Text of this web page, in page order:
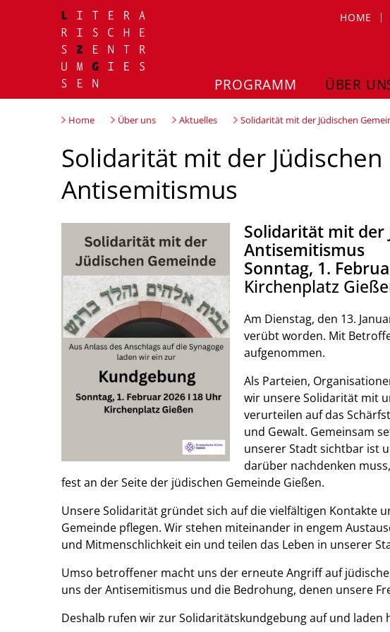
HOME
PROGRAMM ÜBER
Home Über uns Aktuelles Solidarität mit der Jüdischen
Solidarität mit der
Antisemitismus
Solidarität mit der
Antisemitismus
Sonntag, 1.
Kirchenplatz
Am Dienstag, den 13.
verübt worden. Mit
aufgenommen.
Als Parteien,
wir unsere Solidarität mit
verurteilen auf das
und Gewalt. Gemeinsam
unserer Stadt sichtbar ist
darüber nachdenken
fest an der Seite der jüdischen Gemeinde Gießen.
Unsere Solidarität gründet sich auf die vielfältigen Kontakte
Gemeinde pflegen. Wir stehen miteinander in engem
und Mitmenschlichkeit ein und teilen das Leben in unserer
Umso betroffener macht uns der erneute Angriff auf
uns der Antisemitismus und die Bedrohung, denen unsere
Deshalb rufen wirzur Solidaritätskundgebung auf und laden